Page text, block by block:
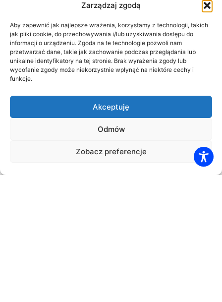
Zarządzaj zgodą
Aby zapewnić jak najlepsze wrażenia, korzystamy z technologii, takich
jak pliki cookie, do przechowywania i/lub uzyskiwania dostępu do
informacji o urządzeniu. Zgoda na te technologie pozwoli nam
przetwarzać dane, takie jak zachowanie podczas przeglądania lub
unikalne identyfikatory na tej stronie. Brak wyrażenia zgody lub
wycofanie zgody może niekorzystnie wpłynąć na niektóre cechy i
funkcje.
Akceptuję
Odmów
Zobacz preferencje
Specjalistyczne programy na życzenie: kulturalne,
religijne, biznesowe.
Zwiedzanie w wyjątkowej formie – meleksem,
rowerem, interaktywnie lub w formie gry miejskiej
Organizacja wycieczek dla szkół, firm, grup
zorganizowanych, incentive
Obsługa Gości konferencji, delegacji, wydarzeń
biznesowych
Rezerwacja noclegów, wyżywienia, biletów wstępu
oraz transferów
Wczasy krajowe i zagraniczne
Bilety lotnicze